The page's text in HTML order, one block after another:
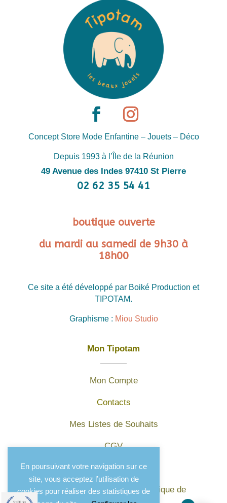
Concept Store Mode Enfantine – Jouets – Déco
Depuis 1993 à l’Île de la Réunion
49 Avenue des Indes 97410 St Pierre
02 62 35 54 41
boutique ouverte
du mardi au samedi de 9h30 à
18h00
Ce site a été développé par Boiké Production et
TIPOTAM.
Graphisme : Miou Studio
Mon Tipotam
Mon Compte
Contacts
Mes Listes de Souhaits
CGV
Mentions légales
Protection des données et politique de
En poursuivant votre navigation sur ce
site, vous acceptez l’utilisation de
cookies pour réaliser des statistiques de